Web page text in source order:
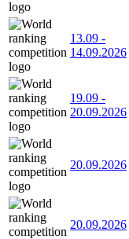
13.09 -
14.09.2026
19.09 -
20.09.2026
20.09.2026
20.09.2026